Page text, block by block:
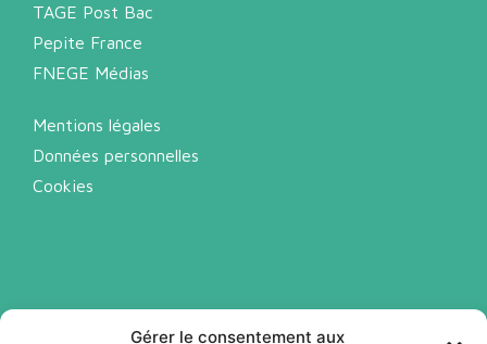
Gérer le consentement aux
TAGE Post Bac
Pepite France
FNEGE Médias
Mentions légales
Données personnelles
Cookies